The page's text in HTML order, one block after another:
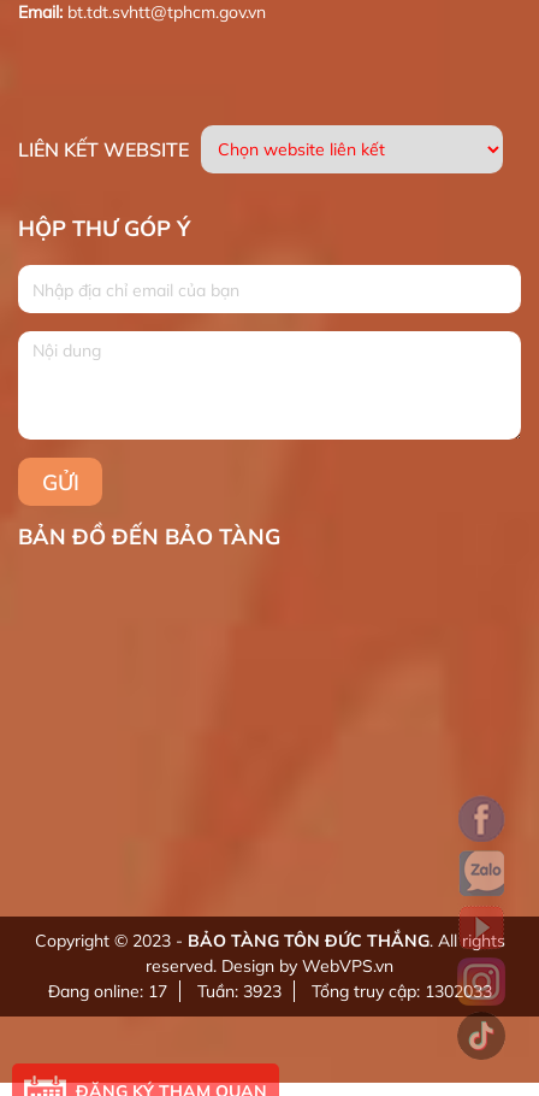
Email: bt.tdt.svhtt@tphcm.gov.vn
LIÊN KẾT WEBSITE
HỘP THƯ GÓP Ý
BẢN ĐỒ ĐẾN BẢO TÀNG
Copyright © 2023 - BẢO TÀNG TÔN ĐỨC THẮNG. All rights
reserved. Design by WebVPS.vn
Đang online: 17
Tuần: 3923 Tổng truy cập: 1302033
ĐĂNG KÝ THAM QUAN